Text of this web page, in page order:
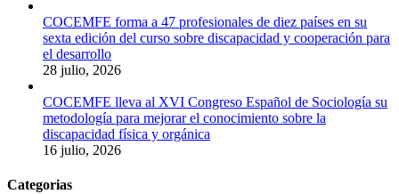
COCEMFE forma a 47 profesionales de diez países en su
sexta edición del curso sobre discapacidad y cooperación para
el desarrollo
28 julio, 2026
COCEMFE lleva al XVI Congreso Español de Sociología su
metodología para mejorar el conocimiento sobre la
discapacidad física y orgánica
16 julio, 2026
Categorias